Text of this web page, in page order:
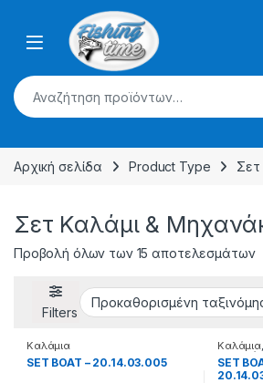
Skip to navigation
Αναζήτηση για:
Αρχική σελίδα Product Type Σετ
Σετ Καλάμι &
Προβολή όλων των 15 αποτελεσμάτων
Filters
Καλάμια
SET BOAT – 20.14.03.005
Καλάμια,
SET